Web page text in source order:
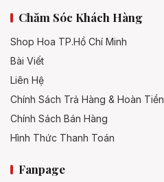
Chăm Sóc Khách Hàng
Shop Hoa TP.Hồ Chí Minh
Bài Viết
Liên Hệ
Chính Sách Trả Hàng & Hoàn Tiền
Chính Sách Bán Hàng
Hình Thức Thanh Toán
Fanpage